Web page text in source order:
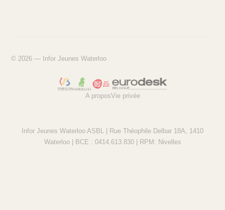
© 2026 — Infor Jeunes Waterloo
A proposVie privée
Infor Jeunes Waterloo ASBL | Rue Théophile Delbar 18A, 1410
Waterloo | BCE : 0414.613.830 | RPM: Nivelles